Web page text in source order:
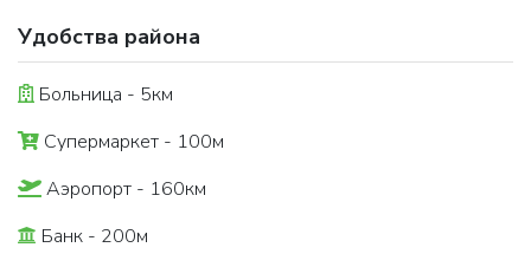
Удобства района
Больница - 5км
Супермаркет - 100м
Аэропорт - 160км
Банк - 200м